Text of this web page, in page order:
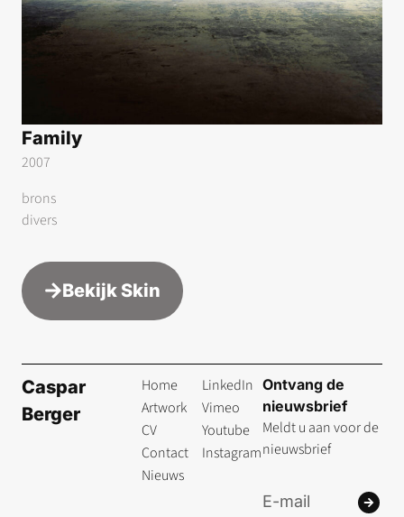
Family
2007
brons
divers
BekijkSkin
Caspar
Berger
Home
Artwork
CV
Contact
Nieuws
LinkedIn
Vimeo
Youtube
Instagram
Ontvang de
nieuwsbrief
Meldt u aan voor de
nieuwsbrief